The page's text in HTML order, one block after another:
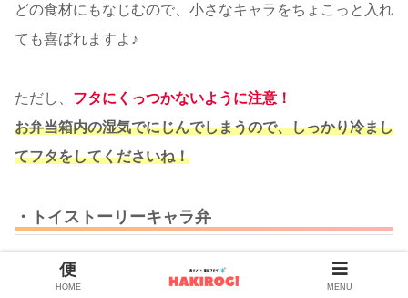
どの食材にもなじむので、小さなキャラをちょこっと入れ
ても喜ばれますよ♪
ただし、 フタにくっつかないように注意！
お弁当箱内の湿気でにじんでしまうので、しっかり冷まし
てフタをしてくださいね！
・トイストーリーキャラ弁
HOME MENU